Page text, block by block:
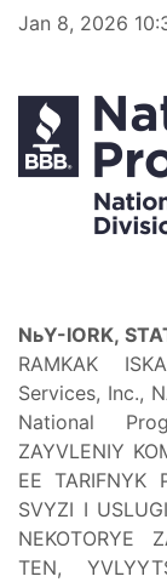
Jan 8, 2026
NьY-IORK,
RAMKAK
Services, Inc.,
National
ZAYVLENIY
EE TARIFNYK
SVYZI I
NEKOTORYE
TEN,